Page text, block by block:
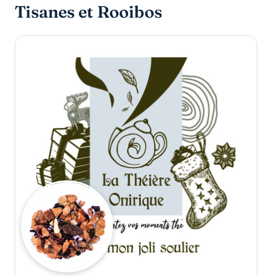
Tisanes et Rooibos